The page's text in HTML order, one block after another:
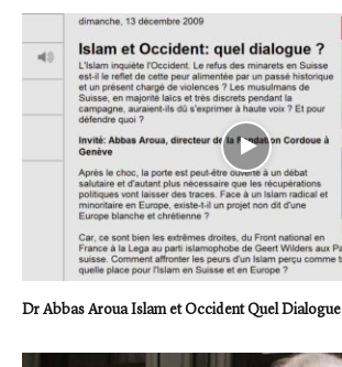
Dr Abbas Aroua Islam et Occident Quel Dialogue